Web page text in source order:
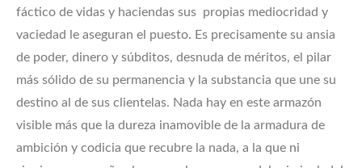
fáctico de vidas y haciendas sus propias mediocridad y
vaciedad le aseguran el puesto. Es precisamente su ansia
de poder, dinero y súbditos, desnuda de méritos, el pilar
más sólido de su permanencia y la substancia que une su
destino al de sus clientelas. Nada hay en este armazón
visible más que la dureza inamovible de la armadura de
ambición y codicia que recubre la nada, a la que ni